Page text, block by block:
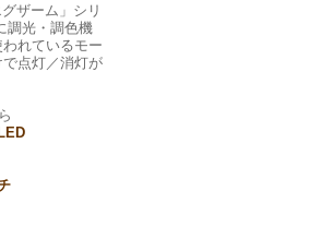
ザーム」シリ
調光・調色機
れているモー
点灯／消灯が